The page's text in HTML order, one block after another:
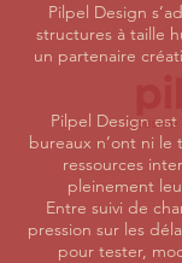
Pilpel Design
structures à taille
un partenaire
Pilpel Design
bureaux n’ont ni
ressources
pleinement
Entre suivi de
pression sur les
pour tester,